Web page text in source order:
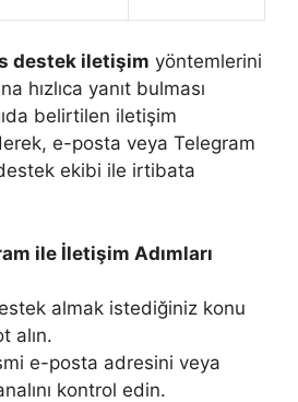
destek iletişim yöntemlerini
hızlıca yanıt bulması
belirtilen iletişim
e-posta veya Telegram
ekibi ile irtibata
ile İletişim Adımları
almak istediğiniz konu
alın.
e-posta adresini veya
kontrol edin.